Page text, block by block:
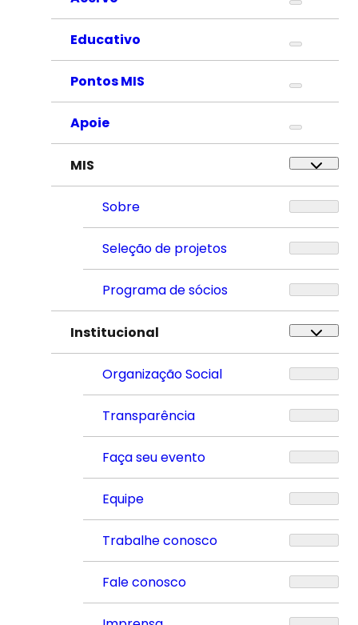
Educativo
Pontos MIS
Apoie
MIS
Sobre
Seleção de projetos
Programa de sócios
Institucional
Organização Social
Transparência
Faça seu evento
Equipe
Trabalhe conosco
Fale conosco